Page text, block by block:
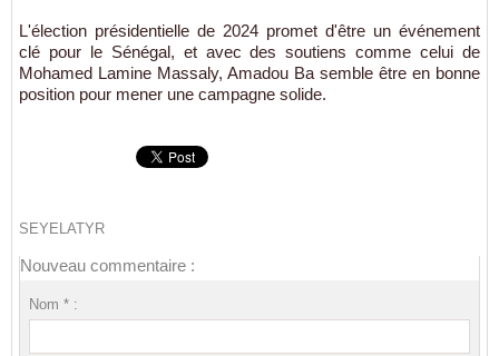
L'élection présidentielle de 2024 promet d'être un événement
clé pour le Sénégal, et avec des soutiens comme celui de
Mohamed Lamine Massaly, Amadou Ba semble être en bonne
position pour mener une campagne solide.
SEYELATYR
Nouveau commentaire :
Nom * :